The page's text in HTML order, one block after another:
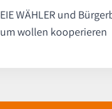
WÄHLER und
wollen kooperieren